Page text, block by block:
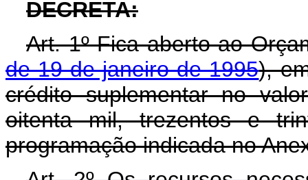
DECRETA:
Art. 1º Fica aberto ao
de 19 de janeiro de 1995),
crédito suplementar no
oitenta mil, trezentos e
programação indicada no